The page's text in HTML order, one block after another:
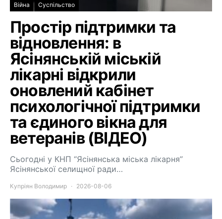
Війна Суспільство
Простір підтримки та
відновлення: в
Ясінянській міській
лікарні відкрили
оновлений кабінет
психологічної підтримки
та єдиного вікна для
ветеранів (ВІДЕО)
Сьогодні у КНП “Ясінянська міська лікарня”
Ясінянської селищної ради…
Купріян Володимир 2026-08-06